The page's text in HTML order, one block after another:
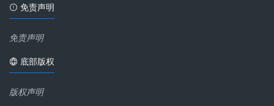
免责声明
免责声明
底部版权
版权声明